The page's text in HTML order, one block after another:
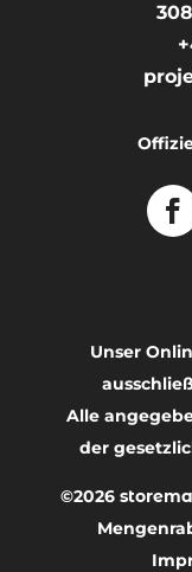
Unser
Alle
der
©2026